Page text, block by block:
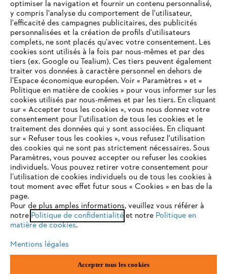
L'Entreprise
STIHL FAQ
Contact
Politique de protection des données
Mentions légales Utilisation des cookies
ANDREAS STIHL NV, Veurtstraat 117, 2870 Puurs-Sint-Amands,
VOTRE NAVIGATEUR INTERNET
N'EST PLUS PRIS EN CHARGE
Vous utilisez un navigateur Internet que nous ne prenons plus
en charge, et certaines fonctionnalités de notre site ne
peuvent fonctionner correctement. Pour une utilisation
optimale de notre site, nous vous recommandons de passer à
l'un des navigateurs suivants :
firefox chrome
optimiser la navigation et fournir un contenu personnalisé,
y compris l'analyse du comportement de l'utilisateur,
l'efficacité des campagnes publicitaires, des publicités
personnalisées et la création de profils d'utilisateurs
complets, ne sont placés qu'avec votre consentement. Les
cookies sont utilisés à la fois par nous-mêmes et par des
tiers (ex. Google ou Tealium). Ces tiers peuvent également
traiter vos données à caractère personnel en dehors de
l’Espace économique européen. Voir « Paramètres » et «
Politique en matière de cookies » pour vous informer sur les
cookies utilisés par nous-mêmes et par les tiers. En cliquant
sur « Accepter tous les cookies », vous nous donnez votre
consentement pour l’utilisation de tous les cookies et le
traitement des données qui y sont associées. En cliquant
sur « Refuser tous les cookies », vous refusez l'utilisation
des cookies qui ne sont pas strictement nécessaires. Sous
Paramètres, vous pouvez accepter ou refuser les cookies
individuels. Vous pouvez retirer votre consentement pour
l’utilisation de cookies individuels ou de tous les cookies à
tout moment avec effet futur sous « Cookies » en bas de la
page.
Pour de plus amples informations, veuillez vous référer à
notre Politique de confidentialitéet notre Politique en
matière de cookies.
Mentions légales
Accepter tous les cookies